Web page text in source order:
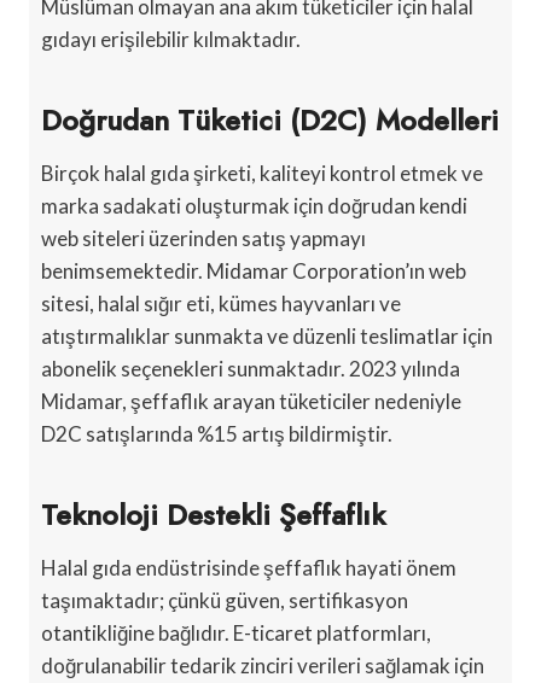
Müslüman olmayan ana akım tüketiciler için halal
gıdayı erişilebilir kılmaktadır.
Doğrudan Tüketici (D2C) Modelleri
Birçok halal gıda şirketi, kaliteyi kontrol etmek ve
marka sadakati oluşturmak için doğrudan kendi
web siteleri üzerinden satış yapmayı
benimsemektedir. Midamar Corporation’ın web
sitesi, halal sığır eti, kümes hayvanları ve
atıştırmalıklar sunmakta ve düzenli teslimatlar için
abonelik seçenekleri sunmaktadır. 2023 yılında
Midamar, şeffaflık arayan tüketiciler nedeniyle
D2C satışlarında %15 artış bildirmiştir.
Teknoloji Destekli Şeffaflık
Halal gıda endüstrisinde şeffaflık hayati önem
taşımaktadır; çünkü güven, sertifikasyon
otantikliğine bağlıdır. E-ticaret platformları,
doğrulanabilir tedarik zinciri verileri sağlamak için